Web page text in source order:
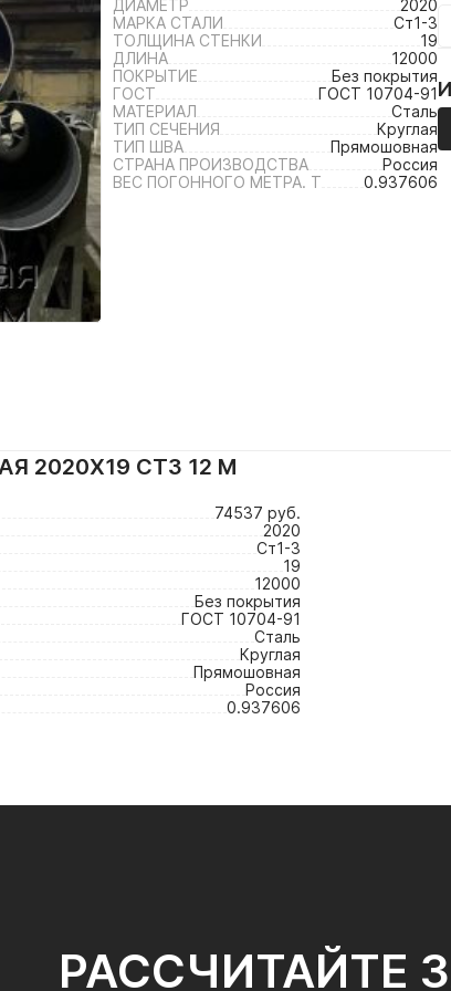
ДИАМЕТР
2020
МАРКА СТАЛИ
Ст1-3
ТОЛЩИНА СТЕНКИ
19
ДЛИНА
12000
ПОКРЫТИЕ
Без покрытия
ГОСТ
ГОСТ 10704-91
МАТЕРИАЛ
Сталь
ТИП СЕЧЕНИЯ
Круглая
ТИП ШВА
Прямошовная
СТРАНА ПРОИЗВОДСТВА
Россия
ВЕС ПОГОННОГО МЕТРА. Т
0.937606
2020Х19 СТ3 12 М
74537 руб.
2020
Ст1-3
19
12000
Без покрытия
ГОСТ 10704-91
Сталь
Круглая
Прямошовная
Россия
0.937606
РАССЧИТАЙТЕ